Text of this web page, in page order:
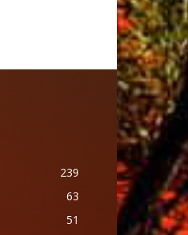
239
63
51